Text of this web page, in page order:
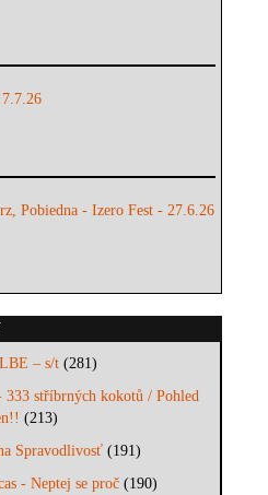
Pobiedna - Izero Fest - 27.6.26
– s/t(281)
333 stříbrných kokotů / Pohled
(213)
Spravodlivosť (191)
- Neptej se proč (190)